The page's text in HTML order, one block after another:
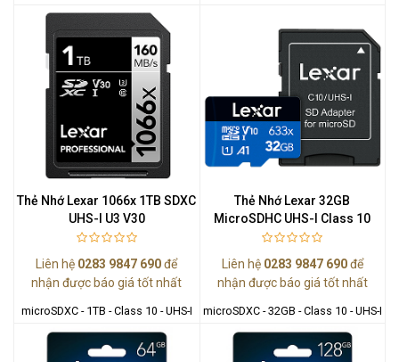
Thẻ Nhớ Lexar 1066x 1TB SDXC
UHS-I U3 V30
Liên hệ 0283 9847 690để
nhận được báo giá tốt nhất
microSDXC - 1TB - Class 10 - UHS-I
Thẻ Nhớ Lexar 32GB
MicroSDHC UHS-I Class 10
Liên hệ 0283 9847 690để
nhận được báo giá tốt nhất
microSDXC - 32GB - Class 10 - UHS-I